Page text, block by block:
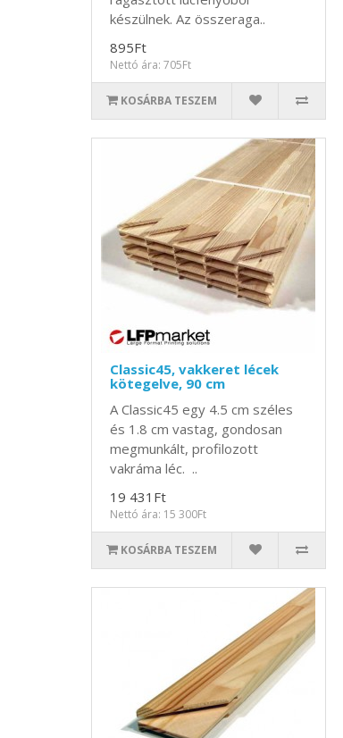
készülnek. Az összeraga..
895Ft
Nettó ára: 705Ft
KOSÁRBA TESZEM
Classic45, vakkeret lécek
kötegelve, 90 cm
A Classic45 egy 4.5 cm széles
és 1.8 cm vastag, gondosan
megmunkált, profilozott
vakráma léc. ..
19 431Ft
Nettó ára: 15 300Ft
KOSÁRBA TESZEM